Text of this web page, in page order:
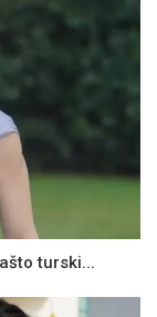
turski...